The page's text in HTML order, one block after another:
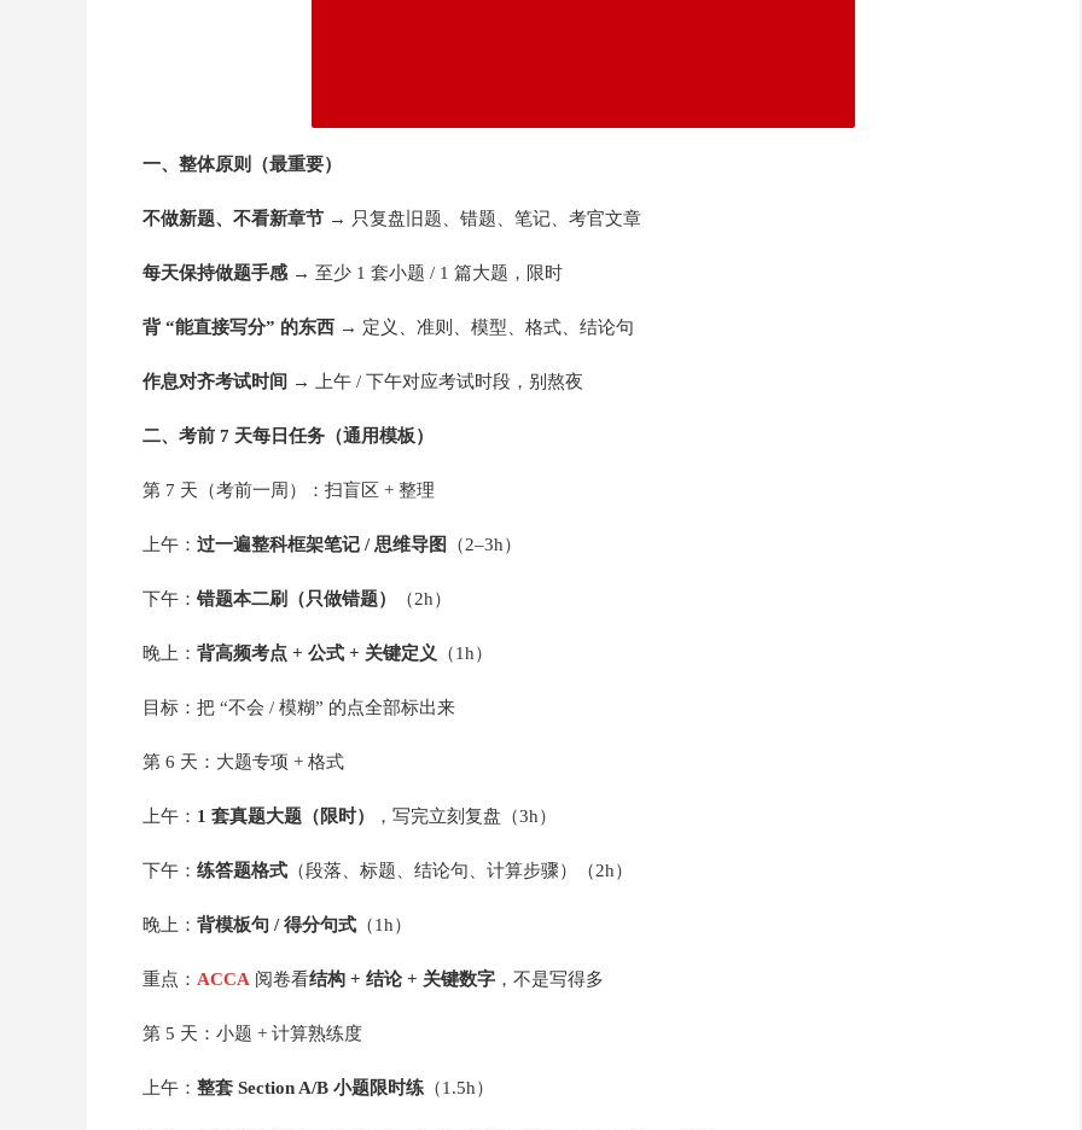
一、整体原则（最重要）
不做新题、不看新章节→ 只复盘旧题、错题、笔记、考官文章
每天保持做题手感→ 至少 1 套小题 / 1 篇大题，限时
背 “能直接写分” 的东西→ 定义、准则、模型、格式、结论句
作息对齐考试时间 → 上午 / 下午对应考试时段，别熬夜
二、考前 7 天每日任务（通用模板）
第 7 天（考前一周）：扫盲区 + 整理
上午： 过一遍整科框架笔记 / 思维导图 （2–3h）
下午： 错题本二刷（只做错题） （2h）
晚上： 背高频考点 + 公式 + 关键定义 （1h）
目标：把 “不会 / 模糊” 的点全部标出来
第 6 天：大题专项 + 格式
上午： 1 套真题大题（限时） ，写完立刻复盘（3h）
下午： 练答题格式（段落、标题、结论句、计算步骤）（2h）
晚上： 背模板句 / 得分句式（1h）
重点： ACCA 阅卷看结构 + 结论 + 关键数字，不是写得多
第 5 天：小题 + 计算熟练度
上午： 整套 Section A/B 小题限时练（1.5h）